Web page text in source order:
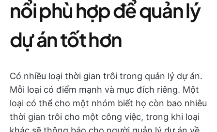
nổi phù hợp để quản lý
dự án tốt hơn
Có nhiều loại thời gian trôi trong quản lý dự án.
Mỗi loại có điểm mạnh và mục đích riêng. Một
loại có thể cho một nhóm biết họ còn bao nhiêu
thời gian trôi cho một công việc, trong khi loại